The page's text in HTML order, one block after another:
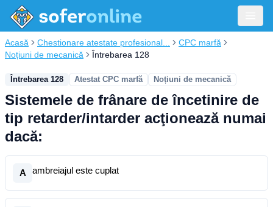
Acasă Chestionare atestate profesional...
CPC marfă
Noțiuni de mecanică
Întrebarea 128
Întrebarea 128 Atestat CPC marfă Noțiuni de mecanică
Sistemele de frânare de încetinire de
tip retarder/intarder acţionează numai
dacă:
A ambreiajul este cuplat